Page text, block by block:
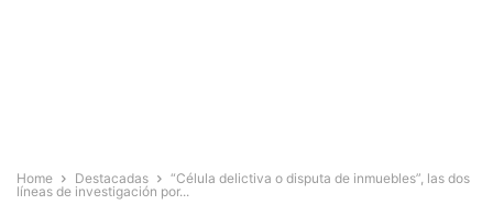
Home Destacadas
“Célula delictiva o disputa de inmuebles”, las dos
líneas de investigación por...